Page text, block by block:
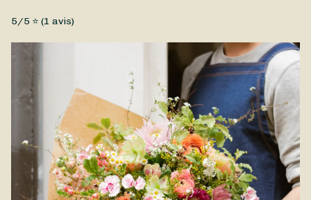
Un joli bouquet de Noël composé par Ti Fleur Nani dans les
tons rouges et blancs pour correspondre à vos décorations
de Noël. Ce bouquet est disponible à la livraison à Sainte-
Suzanne et à proximité.
5/5 ⭐ (1 avis)